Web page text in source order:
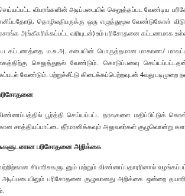
செய்யப்பட்ட விபரங்களின் அடிப்படையில் செலுத்தப்பட
தொழிலதிபருக்கு ஒரு எழுத்துமூல வேண்டுகோள்
அங்கீகரிக்கப்பட்ட வரியுடன்) உம் பரிசோதனை கட்டணமாக
கட்டணத்தை ம.சு.அ. சபையின் பொருத்தமான மாகாண/
செலுத்துதல் வேண்டும். கொடுப்பனவு
வேண்டும். பற்றுச்சீட்டு கிடைக்கப்பெற்றவுடன் 4வது படிமுறை
பூர்த்தி செய்யப்பட்ட தரவுகளை மதிப்பிட்டுக்
சாத்தியப்பாட்டை தீர்மானிக்கவும் அலுவலர்கள்
பரிசோதனை அறிக்கை
சிபாரிசுகளுடனும் மற்றும் விண்ணப்பதாரரினால்
பரிசோதனை குழுவானது அறிக்கை ஒன்றை